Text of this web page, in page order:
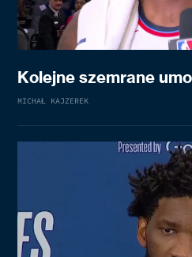
Kolejne szemrane
MICHAŁ KAJZEREK